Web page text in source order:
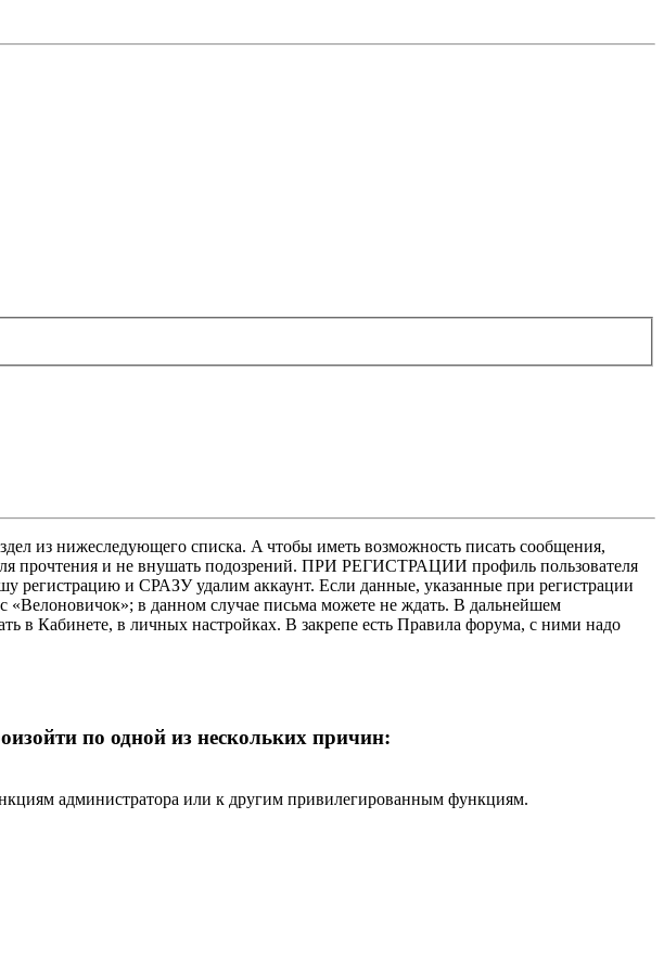
из нижеследующего списка. A чтобы иметь возможность писать сообщения,
прочтения и не внушать подозрений. ПРИ РЕГИСТРАЦИИ профиль пользователя
и СРАЗУ удалим аккаунт. Если данные, указанные при регистрации
«Велоновичок»; в данном случае письма можете не ждать. В дальнейшем
в Кабинете, в личных настройках. В закрепе есть Правила форума, с ними надо
по одной из нескольких причин:
администратора или к другим привилегированным функциям.